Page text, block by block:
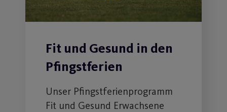
Fit und Gesund in den
Pfingstferien
Unser Pfingstferienprogramm
Fit und Gesund Erwachsene